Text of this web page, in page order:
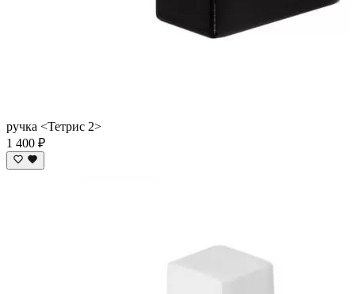
ручка <Тетрис 2>
1 400 ₽